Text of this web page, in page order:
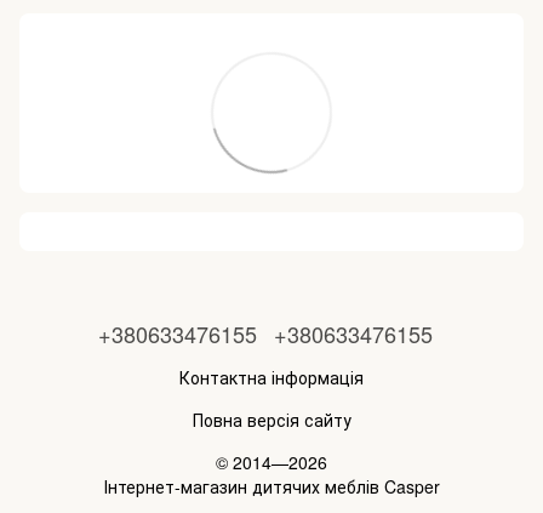
+380633476155 +380633476155
Контактна інформація
Повна версія сайту
© 2014—2026
Інтернет-магазин дитячих меблів Casper